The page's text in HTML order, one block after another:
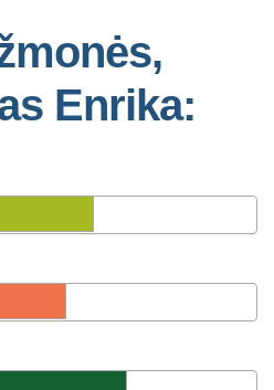
Enrika: